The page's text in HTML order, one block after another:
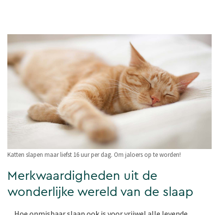
Katten slapen maar liefst 16 uur per dag. Om jaloers op te worden!
Merkwaardigheden uit de
wonderlijke wereld van de slaap